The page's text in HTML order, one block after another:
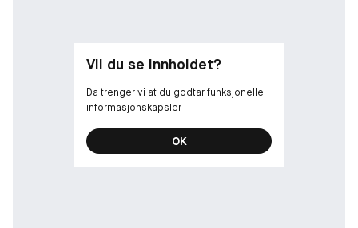
Vil du se innholdet?
Da trenger vi at du godtar funksjonelle
informasjonskapsler
OK